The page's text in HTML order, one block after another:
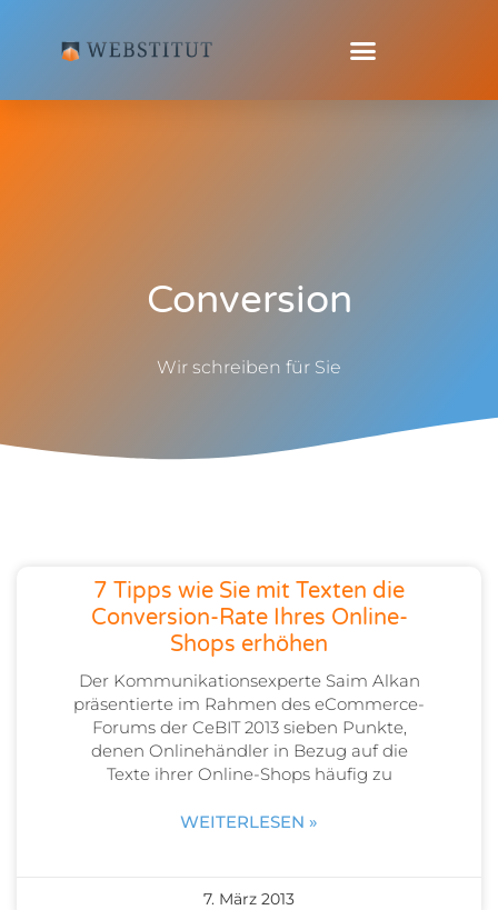
Conversion
Wir schreiben für Sie
7 Tipps wie Sie mit Texten die
Conversion-Rate Ihres Online-
Shops erhöhen
Der Kommunikationsexperte Saim Alkan
präsentierte im Rahmen des eCommerce-
Forums der CeBIT 2013 sieben Punkte,
denen Onlinehändler in Bezug auf die
Texte ihrer Online-Shops häufig zu
WEITERLESEN »
7. März 2013